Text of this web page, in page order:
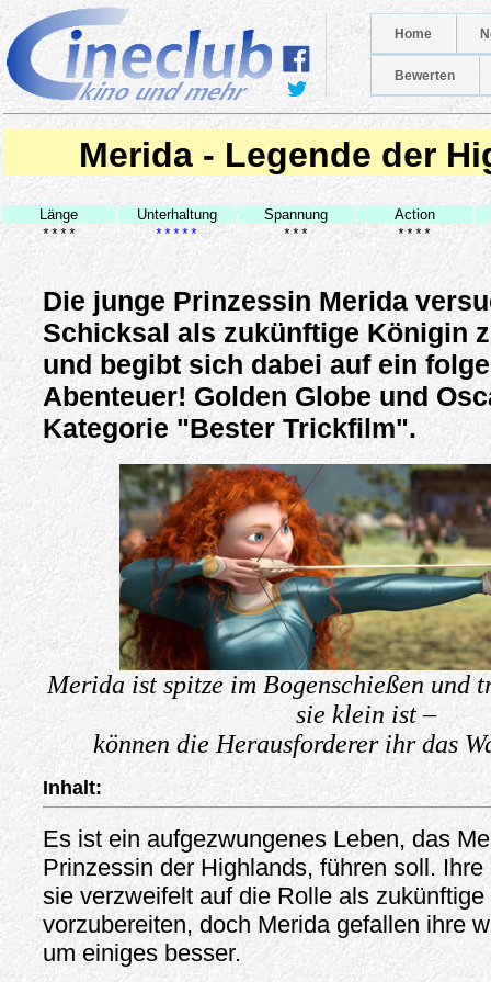
Home
Bewerten
Merida - Legende der
Länge Unterhaltung Spannung
Action
****
***** *** ****
Die junge Prinzessin Merida
Schicksal als zukünftige Königin
und begibt sich dabei auf ein
Abenteuer! Golden Globe und
Kategorie "Bester Trickfilm".
Merida ist spitze im Bogenschießen und
sie klein ist –
können die Herausforderer ihr das
Inhalt:
Es ist ein aufgezwungenes Leben, das
Prinzessin der Highlands, führen soll.
sie verzweifelt auf die Rolle als
vorzubereiten, doch Merida gefallen ihre
um einiges besser.